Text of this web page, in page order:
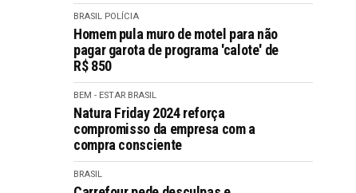
BRASIL POLÍCIA
Homem pula muro de motel para não
pagar garota de programa 'calote' de
R$ 850
BEM - ESTAR BRASIL
Natura Friday 2024 reforça
compromisso da empresa com a
compra consciente
BRASIL